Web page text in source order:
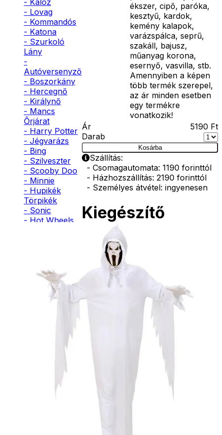
- Kalóz
- Lovag
- Kommandós
- Katona
- Szurkoló
Lány
-
Autóversenyző
- Boszorkány
- Hercegnő
- Királynő
- Mancs
Őrjárat
- Harry Potter
- Jégvarázs
- Bing
- Szilveszter
- Scooby Doo
- Minnie
- Hupikék
Törpikék
- Sonic
- Hot Wheels
- Harlequin
- Addams
- Batman
- Super Mario
- Csontváz
ékszer, cipő, paróka,
kesztyű, kardok,
kemény kalapok,
varázspálca, seprű,
szakáll, bajusz,
műanyag korona,
esernyő, vasvilla, stb.
Amennyiben a képen
több termék szerepel,
az ár minden esetben
egy termékre
vonatkozik!
Ár
5190 Ft
Darab
Kosárba
Szállítás:
- Csomagautomata: 1190 forinttól
- Házhozszállítás: 2190 forinttól
- Személyes átvétel: ingyenesen
Kiegészítő
termékek
1190